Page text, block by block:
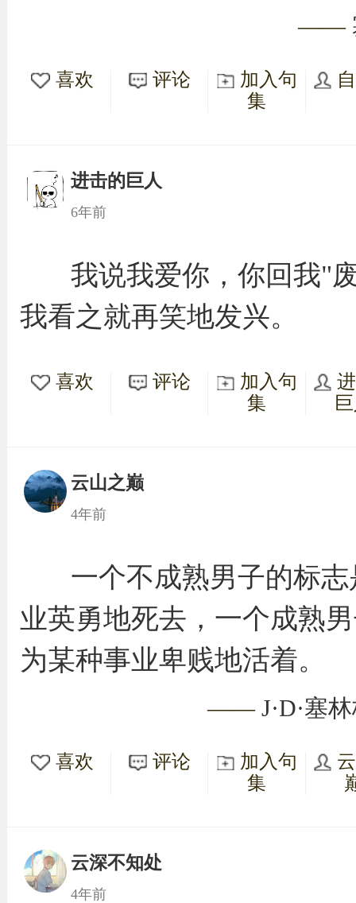
——
喜欢 评论
加入句
集
进击的巨人
6年前
我说我爱你，你回我"
我看之就再笑地发兴。
喜欢 评论
加入句
集
云山之巅
4年前
一个不成熟男子的标
业英勇地死去，一个成熟
为某种事业卑贱地活着。
—— J·D·塞
喜欢 评论
加入句
集
云深不知处
4年前